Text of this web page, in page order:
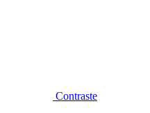
Contraste